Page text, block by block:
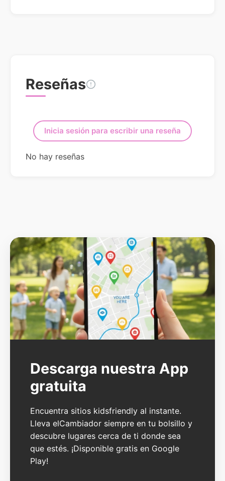
Reseñas
Inicia sesión para escribir una reseña
No hay reseñas
Descarga nuestra App
gratuita
Encuentra sitios kidsfriendly al instante.
Lleva elCambiador siempre en tu bolsillo y
descubre lugares cerca de ti donde sea
que estés. ¡Disponible gratis en Google
Play!